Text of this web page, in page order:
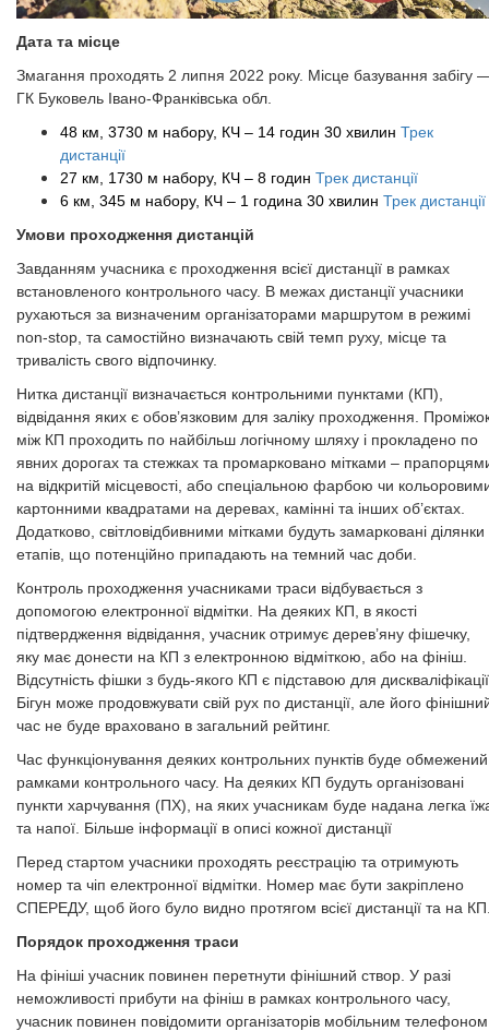
Дата та місце
Змагання проходять 2 липня 2022 року. Місце базування забігу
ГК Буковель Івано-Франківська обл.
48 км, 3730 м набору, КЧ – 14 годин 30 хвилин Трек
дистанції
27 км, 1730 м набору, КЧ – 8 годин Трек дистанції
6 км, 345 м набору, КЧ – 1 година 30 хвилин Трек дистанції
Умови проходження дистанцій
Завданням учасника є проходження всієї дистанції в рамках
встановленого контрольного часу. В межах дистанції учасники
рухаються за визначеним організаторами маршрутом в режимі
non-stop, та самостійно визначають свій темп руху, місце та
тривалість свого відпочинку.
Нитка дистанції визначається контрольними пунктами (КП),
відвідання яких є обов’язковим для заліку проходження.
між КП проходить по найбільш логічному шляху і прокладено по
явних дорогах та стежках та промарковано мітками –
на відкритій місцевості, або спеціальною фарбою чи
картонними квадратами на деревах, камінні та інших об’єктах.
Додатково, світловідбивними мітками будуть замарковані ділянки
етапів, що потенційно припадають на темний час доби.
Контроль проходження учасниками траси відбувається з
допомогою електронної відмітки. На деяких КП, в якості
підтвердження відвідання, учасник отримує дерев’яну фішечку,
яку має донести на КП з електронною відміткою, або на фініш.
Відсутність фішки з будь-якого КП є підставою для
Бігун може продовжувати свій рух по дистанції, але його
час не буде враховано в загальний рейтинг.
Час функціонування деяких контрольних пунктів буде обмежений
рамками контрольного часу. На деяких КП будуть організовані
пункти харчування (ПХ), на яких учасникам буде надана легка
та напої. Більше інформації в описі кожної дистанції
Перед стартом учасники проходять реєстрацію та отримують
номер та чіп електронної відмітки. Номер має бути закріплено
СПЕРЕДУ, щоб його було видно протягом всієї дистанції та на
Порядок проходження траси
На фініші учасник повинен перетнути фінішний створ. У разі
неможливості прибути на фініш в рамках контрольного часу,
учасник повинен повідомити організаторів мобільним телефоном